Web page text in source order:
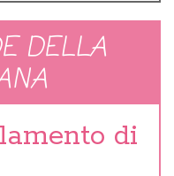
DELLA
di